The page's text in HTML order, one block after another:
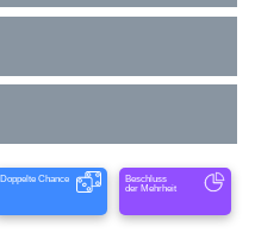
Doppelte Chance
Beschluss
der Mehrheit